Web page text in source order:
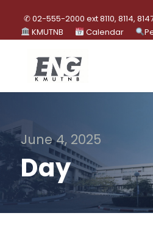
✆ 02-555-2000 ext 8110, 8114,
KMUTNB
Calendar
June 4, 2025
Day